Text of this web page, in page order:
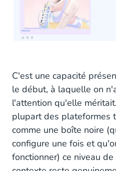
C'est une capacité
le début, à laquelle on
l'attention qu'elle
plupart des plateformes
comme une boîte noire
configure une fois et
fonctionner) ce niveau